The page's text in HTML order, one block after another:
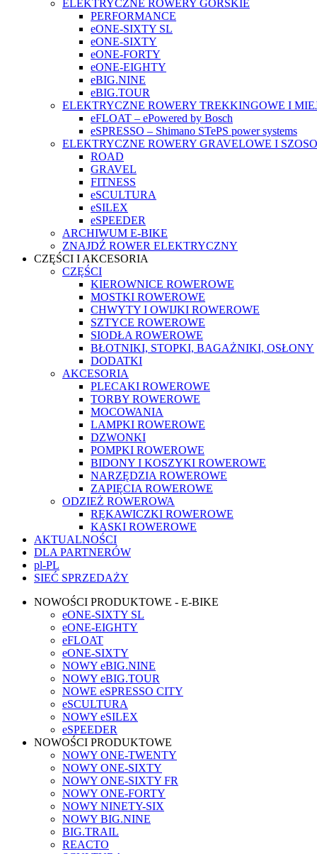
ELEKTRYCZNE ROWERY GÓRSKIE
PERFORMANCE
eONE-SIXTY SL
eONE-SIXTY
eONE-FORTY
eONE-EIGHTY
eBIG.NINE
eBIG.TOUR
ELEKTRYCZNE ROWERY TREKKINGOWE I
eFLOAT – ePowered by Bosch
eSPRESSO – Shimano STePS power systems
ELEKTRYCZNE ROWERY GRAVELOWE I
ROAD
GRAVEL
FITNESS
eSCULTURA
eSILEX
eSPEEDER
ARCHIWUM E-BIKE
ZNAJDŹ ROWER ELEKTRYCZNY
CZĘŚCI I AKCESORIA
CZĘŚCI
KIEROWNICE ROWEROWE
MOSTKI ROWEROWE
CHWYTY I OWIJKI ROWEROWE
SZTYCE ROWEROWE
SIODŁA ROWEROWE
BŁOTNIKI, STOPKI, BAGAŻNIKI, OSŁONY
DODATKI
AKCESORIA
PLECAKI ROWEROWE
TORBY ROWEROWE
MOCOWANIA
LAMPKI ROWEROWE
DZWONKI
POMPKI ROWEROWE
BIDONY I KOSZYKI ROWEROWE
NARZĘDZIA ROWEROWE
ZAPIĘCIA ROWEROWE
ODZIEŻ ROWEROWA
RĘKAWICZKI ROWEROWE
KASKI ROWEROWE
AKTUALNOŚCI
DLA PARTNERÓW
pl-PL
SIEĆ SPRZEDAŻY
NOWOŚCI PRODUKTOWE - E-BIKE
eONE-SIXTY SL
eONE-EIGHTY
eFLOAT
eONE-SIXTY
NOWY eBIG.NINE
NOWY eBIG.TOUR
NOWE eSPRESSO CITY
eSCULTURA
NOWY eSILEX
eSPEEDER
NOWOŚCI PRODUKTOWE
NOWY ONE-TWENTY
NOWY ONE-SIXTY
NOWY ONE-SIXTY FR
NOWY ONE-FORTY
NOWY NINETY-SIX
NOWY BIG.NINE
BIG.TRAIL
REACTO